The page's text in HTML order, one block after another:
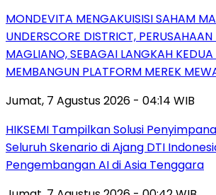
MONDEVITA MENGAKUISISI SAHAM
UNDERSCORE DISTRICT,
MAGLIANO, SEBAGAI LANGKAH
MEMBANGUN PLATFORM MEREK
Jumat, 7 Agustus 2026 - 04:14 WIB
HIKSEMI Tampilkan Solusi
Seluruh Skenario di Ajang DTI
Pengembangan AI di Asia Tenggara